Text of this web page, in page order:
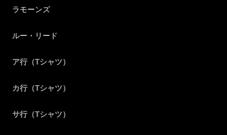
ラモーンズ
ルー・リード
ア行（Tシャツ）
カ行（Tシャツ）
サ行（Tシャツ）